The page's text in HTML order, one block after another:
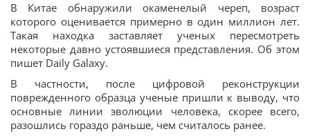
В Китае обнаружили окаменелый череп, возраст
которого оценивается примерно в один миллион лет.
Такая находка заставляет ученых пересмотреть
некоторые давно устоявшиеся представления. Об этом
пишет Daily Galaxy.
В частности, после цифровой реконструкции
поврежденного образца ученые пришли к выводу, что
основные линии эволюции человека, скорее всего,
разошлись гораздо раньше, чем считалось ранее.